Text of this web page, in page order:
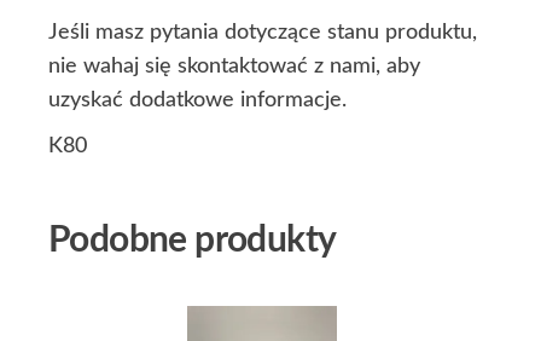
Jeśli masz pytania dotyczące stanu produktu,
nie wahaj się skontaktować z nami, aby
uzyskać dodatkowe informacje.
K80
Podobne produkty